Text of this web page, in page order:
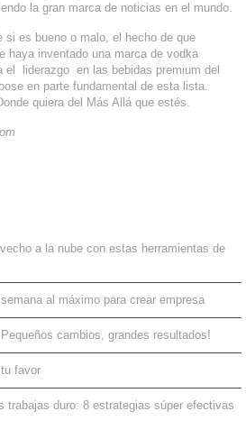
la gran marca de noticias en el mundo.
si es bueno o malo, el hecho de que
haya inventado una marca de vodka
el liderazgo en las bebidas premium del
en parte fundamental de esta lista.
quiera del Más Allá que estés.
a la nube con estas herramientas de
al máximo para crear empresa
cambios, grandes resultados!
favor
trabajas duro: 8 estrategias súper efectivas